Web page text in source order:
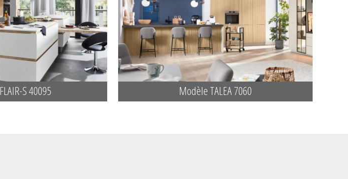
S 40095 Modèle TALEA 7060